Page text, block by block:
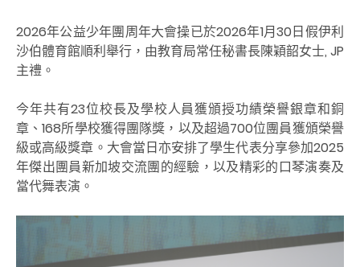
2026年公益少年團周年大會操已於2026年1月30日假伊利
沙伯體育館順利舉行，由教育局常任秘書長陳穎韶女士, JP
主禮。
今年共有23位校長及學校人員獲頒授功績榮譽銀章和銅
章、168所學校獲得團隊獎，以及超過700位團員獲頒榮譽
級或高級獎章。大會當日亦安排了學生代表分享參加2025
年傑出團員新加坡交流團的經驗，以及精彩的口琴演奏及
當代舞表演。